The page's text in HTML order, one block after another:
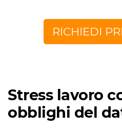
RICHIEDI
Stress lavoro
obblighi del